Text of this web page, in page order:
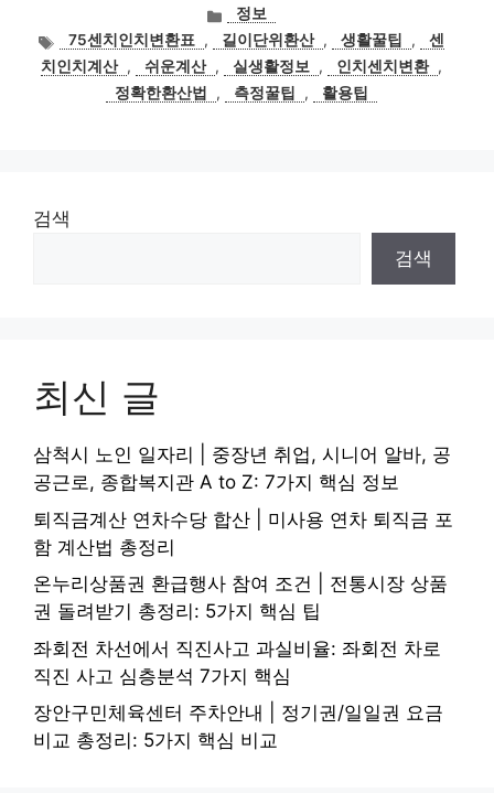
카
테
고
리
정보
태
그
75센치인치변환표 , 길이단위환산 , 생활꿀팁 ,
센
치인치계산 , 쉬운계산 , 실생활정보 , 인치센치변환 ,
정확한환산법
, 측정꿀팁 , 활용팁
검색
검색
최신 글
삼척시 노인 일자리 | 중장년 취업, 시니어 알바, 공
공근로, 종합복지관 A to Z: 7가지 핵심 정보
퇴직금계산 연차수당 합산 | 미사용 연차 퇴직금 포
함 계산법 총정리
온누리상품권 환급행사 참여 조건 | 전통시장 상품
권 돌려받기 총정리: 5가지 핵심 팁
좌회전 차선에서 직진사고 과실비율: 좌회전 차로
직진 사고 심층분석 7가지 핵심
장안구민체육센터 주차안내 | 정기권/일일권 요금
비교 총정리: 5가지 핵심 비교